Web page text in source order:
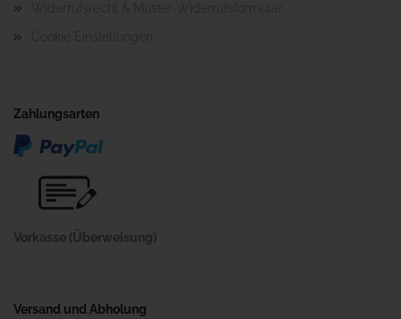
Widerrufsrecht & Muster-Widerrufsformular
Cookie Einstellungen
Zahlungsarten
Vorkasse (Überweisung)
Versand und Abholung